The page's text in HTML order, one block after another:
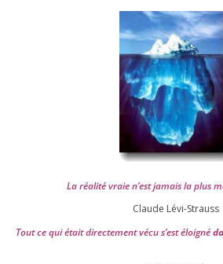
La réa­lité vraie n’est jamais la plus
Claude Lévi-Strauss
Tout ce qui était direc­te­ment vécu s’est éloi­gné